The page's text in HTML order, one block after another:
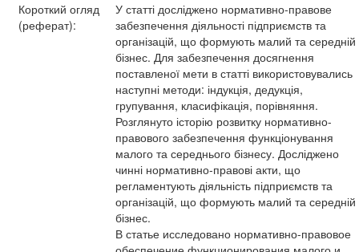
Короткий огляд
(реферат):
У статті досліджено нормативно-правове
забезпечення діяльності підприємств та
організацій, що формують малий та середній
бізнес. Для забезпечення досягнення
поставленої мети в статті використовувались
наступні методи: індукція, дедукція,
групування, класифікація, порівняння.
Розглянуто історію розвитку нормативно-
правового забезпечення функціонування
малого та середнього бізнесу. Досліджено
чинні нормативно-правові акти, що
регламентують діяльність підприємств та
організацій, що формують малий та середній
бізнес.
В статье исследовано нормативно-правовое